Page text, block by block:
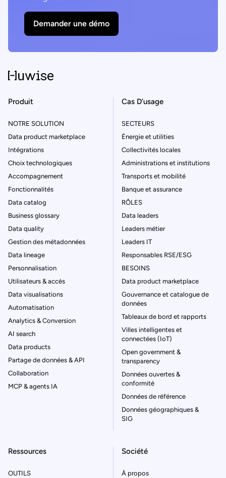
Demander une démo
Produit
NOTRE SOLUTION
Data product marketplace
Intégrations
Choix technologiques
Accompagnement
Fonctionnalités
Data catalog
Business glossary
Data quality
Gestion des métadonnées
Data lineage
Personnalisation
Utilisateurs & accès
Data visualisations
Automatisation
Analytics & Conversion
AI search
Data products
Partage de données & API
Collaboration
MCP & agents IA
Cas D’usage
SECTEURS
Énergie et utilities
Collectivités locales
Administrations et institutions
Transports et mobilité
Banque et assurance
RÔLES
Data leaders
Leaders métier
Leaders IT
Responsables RSE/ESG
BESOINS
Data product marketplace
Gouvernance et catalogue de
données
Tableaux de bord et rapports
Villes intelligentes et
connectées (IoT)
Open government &
transparency
Données ouvertes &
conformité
Données de référence
Données géographiques &
SIG
Ressources
OUTILS
Société
À propos